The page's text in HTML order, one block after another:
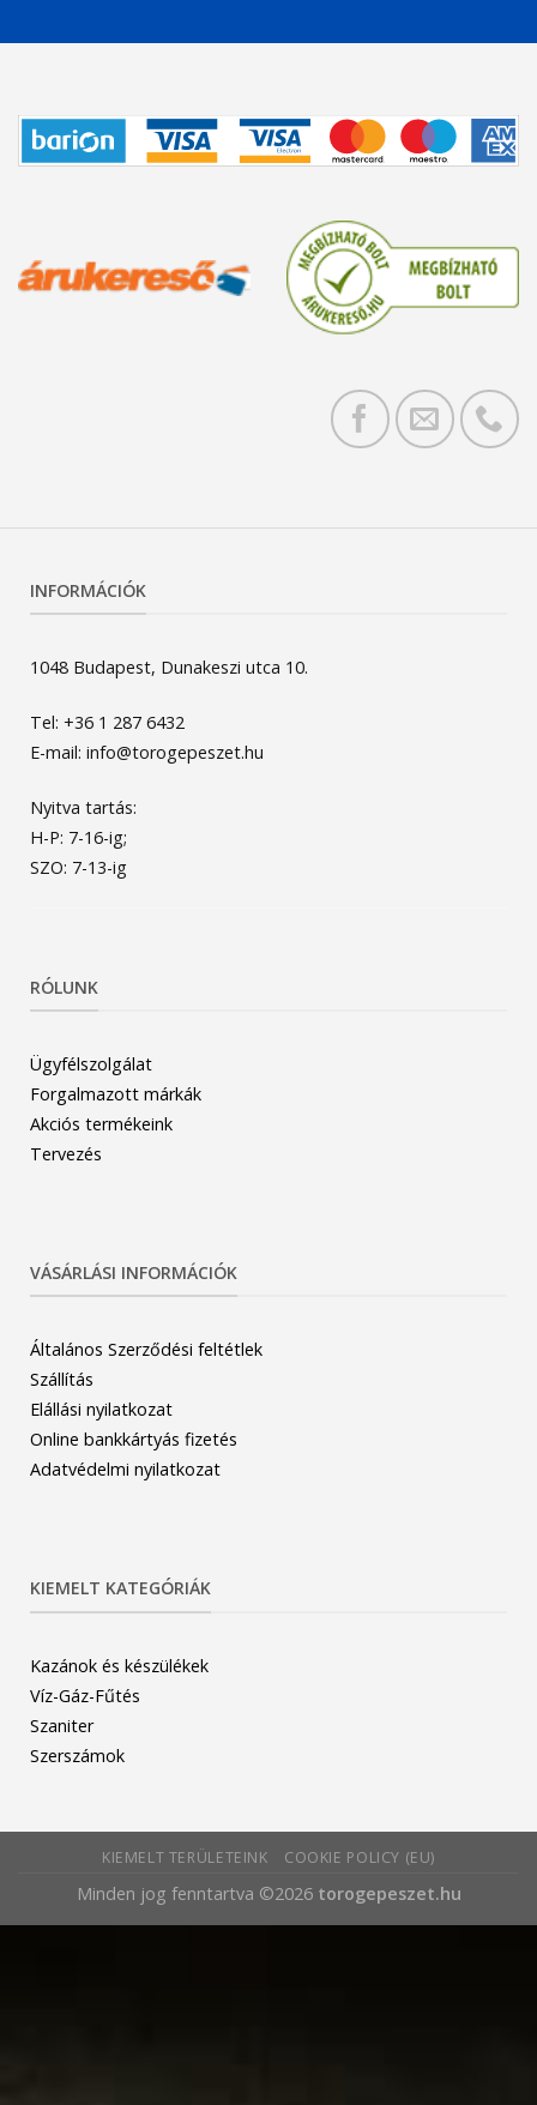
INFORMÁCIÓK
1048 Budapest, Dunakeszi utca 10.
Tel: +36 1 287 6432
E-mail: info@torogepeszet.hu
Nyitva tartás:
H-P: 7-16-ig;
SZO: 7-13-ig
RÓLUNK
Ügyfélszolgálat
Forgalmazott márkák
Akciós termékeink
Tervezés
VÁSÁRLÁSI INFORMÁCIÓK
Általános Szerződési feltétlek
Szállítás
Elállási nyilatkozat
Online bankkártyás fizetés
Adatvédelmi nyilatkozat
KIEMELT KATEGÓRIÁK
Kazánok és készülékek
Víz-Gáz-Fűtés
Szaniter
Szerszámok
KIEMELT TERÜLETEINK COOKIE POLICY (EU)
Minden jog fenntartva ©2026 torogepeszet.hu